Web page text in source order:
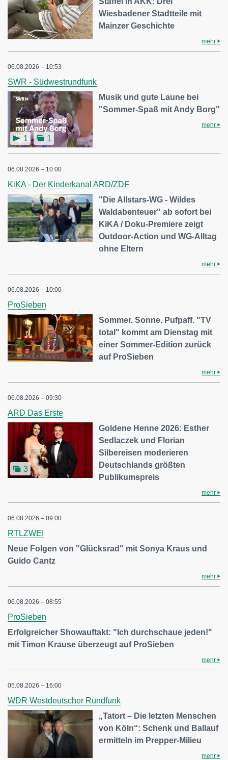
Wiesbadener Stadtteile mit
Mainzer Geschichte
mehr
06.08.2026 – 10:53
SWR - Südwestrundfunk
1 1
Musik und gute Laune bei
"Sommer-Spaß mit Andy Borg"
mehr
06.08.2026 – 10:00
KiKA - Der Kinderkanal ARD/ZDF
"Die Allstars-WG - Wildes
Waldabenteuer" ab sofort bei
KiKA / Doku-Premiere zeigt
Outdoor-Action und WG-Alltag
ohne Eltern
mehr
06.08.2026 – 10:00
ProSieben
Sommer. Sonne. Pufpaff. "TV
total" kommt am Dienstag mit
einer Sommer-Edition zurück
auf ProSieben
mehr
06.08.2026 – 09:30
ARD Das Erste
3
Goldene Henne 2026: Esther
Sedlaczek und Florian
Silbereisen moderieren
Deutschlands größten
Publikumspreis
mehr
06.08.2026 – 09:00
RTLZWEI
Neue Folgen von "Glücksrad" mit Sonya Kraus und
Guido Cantz
mehr
06.08.2026 – 08:55
ProSieben
Erfolgreicher Showauftakt: "Ich durchschaue jeden!"
mit Timon Krause überzeugt auf ProSieben
mehr
05.08.2026 – 16:00
WDR Westdeutscher Rundfunk
„Tatort – Die letzten Menschen
von Köln“: Schenk und Ballauf
ermitteln im Prepper-Milieu
mehr